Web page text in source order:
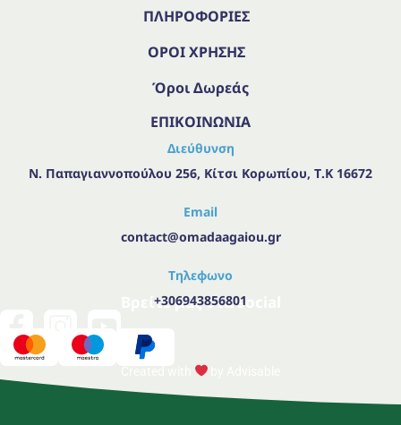
ΠΛΗΡΟΦΟΡΙΕΣ
ΟΡΟΙ ΧΡΗΣΗΣ
Όροι Δωρεάς
ΕΠΙΚΟΙΝΩΝΙΑ
Διεύθυνση
Ν. Παπαγιαννοπούλου 256, Κίτσι Κορωπίου, Τ.Κ 16672
Email
contact@omadaagaiou.gr
Τηλεφωνο
+306943856801
Βρείτε μας στα social